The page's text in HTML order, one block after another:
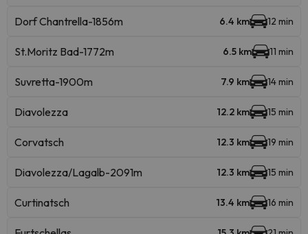
Dorf Chantrella-1856m 6.4 km 12 min
St.Moritz Bad-1772m 6.5 km 11 min
Suvretta-1900m 7.9 km 14 min
Diavolezza 12.2 km 15 min
Corvatsch 12.3 km 19 min
Diavolezza/Lagalb-2091m 12.3 km 15 min
Curtinatsch 13.4 km 16 min